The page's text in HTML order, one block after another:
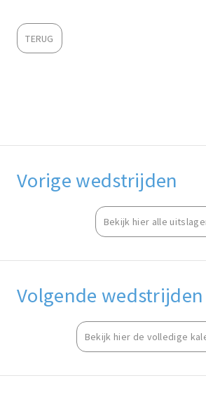
TERUG
Vorige wedstrijden
Bekijk hier alle
Volgende wedstrijden
Bekijk hier de volledige